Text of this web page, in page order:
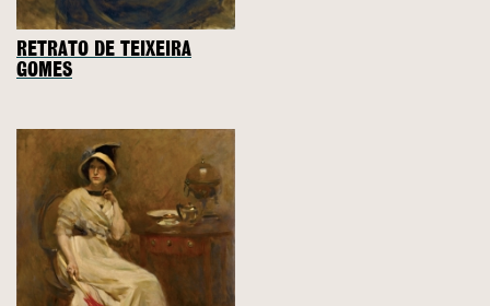
RETRATO DE TEIXEIRA
GOMES